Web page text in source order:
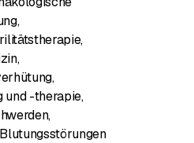
,
,
,
und -therapie,
,